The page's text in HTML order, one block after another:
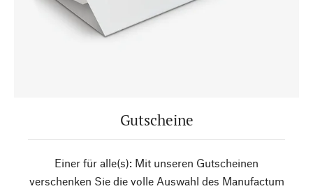
Gutscheine
Einer für alle(s): Mit unseren Gutscheinen
verschenken Sie die volle Auswahl des Manufactum